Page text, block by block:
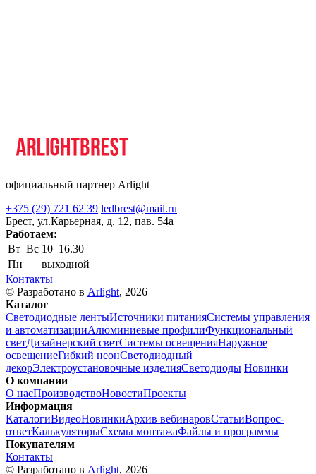
официальный партнер Arlight
+375 (29) 721 62 39 ledbrest@mail.ru
Брест, ул.Карьерная, д. 12, пав. 54а
Работаем:
Вт–Вс 10–16.30
Пн
выходной
Контакты
© Разработано в Arlight, 2026
Каталог
Светодиодные лентыИсточники питанияСистемы управления
и автоматизацииАлюминиевые профилиФункциональный
светДизайнерский светСистемы освещенияНаружное
освещениеГибкий неонСветодиодный
декорЭлектроустановочные изделияСветодиоды Новинки
О компании
О насПроизводствоНовостиПроекты
Информация
КаталогиВидеоНовинкиАрхив вебинаровСтатьиВопрос-
ответКалькуляторыСхемы монтажаФайлы и программы
Покупателям
Контакты
© Разработано в Arlight, 2026